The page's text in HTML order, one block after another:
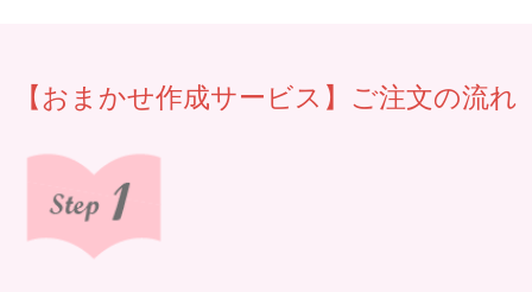
【おまかせ作成サービス】ご注文の流れ